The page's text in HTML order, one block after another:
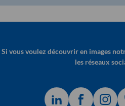
Si vous voulez découvrir en images
les réseaux